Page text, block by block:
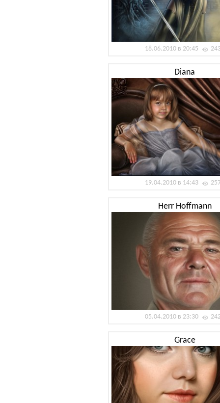
18.06.2010 в 20:45
Diana
19.04.2010 в 14:43
Herr Hoffmann
05.04.2010 в 23:30
Grace